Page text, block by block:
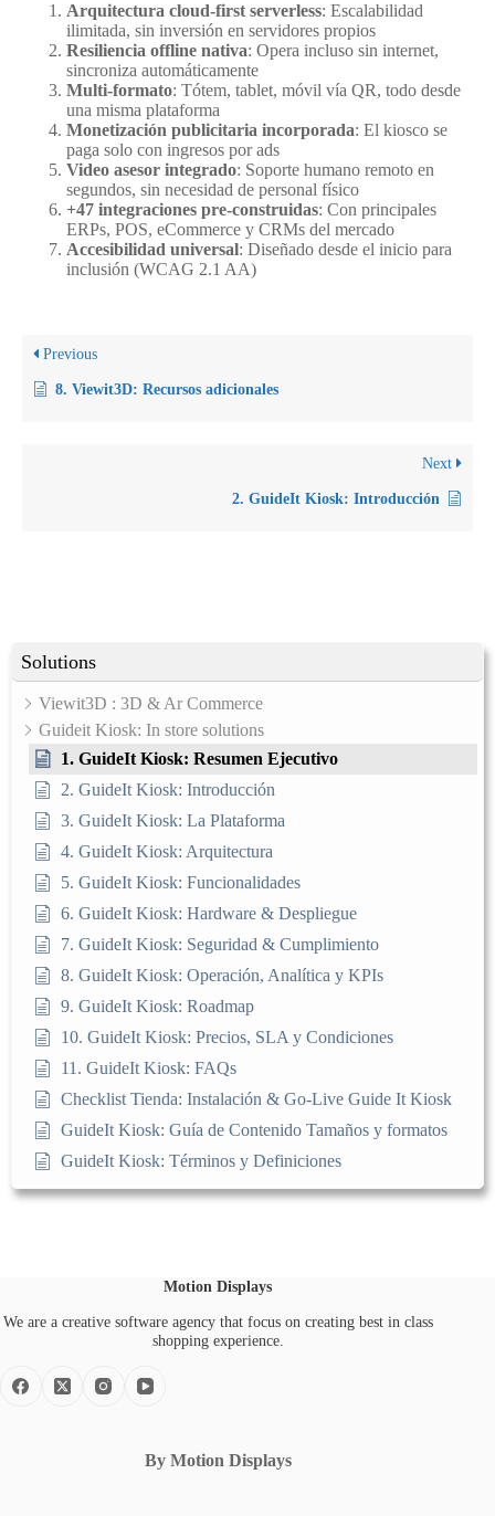
Solutions
Viewit3D : 3D & Ar Commerce
Guideit Kiosk: In store solutions
1. GuideIt Kiosk: Resumen Ejecutivo
2. GuideIt Kiosk: Introducción
3. GuideIt Kiosk: La Plataforma
4. GuideIt Kiosk: Arquitectura
5. GuideIt Kiosk: Funcionalidades
6. GuideIt Kiosk: Hardware & Despliegue
7. GuideIt Kiosk: Seguridad & Cumplimiento
8. GuideIt Kiosk: Operación, Analítica y KPIs
9. GuideIt Kiosk: Roadmap
10. GuideIt Kiosk: Precios, SLA y Condiciones
11. GuideIt Kiosk: FAQs
Checklist Tienda: Instalación & Go-Live Guide It Kiosk
GuideIt Kiosk: Guía de Contenido Tamaños y formatos
GuideIt Kiosk: Términos y Definiciones
Arquitectura cloud-first serverless: Escalabilidad
ilimitada, sin inversión en servidores propios
Resiliencia offline nativa: Opera incluso sin internet,
sincroniza automáticamente
Multi-formato: Tótem, tablet, móvil vía QR, todo desde
una misma plataforma
Monetización publicitaria incorporada: El kiosco se
paga solo con ingresos por ads
Video asesor integrado: Soporte humano remoto en
segundos, sin necesidad de personal físico
+47 integraciones pre-construidas: Con principales
ERPs, POS, eCommerce y CRMs del mercado
Accesibilidad universal: Diseñado desde el inicio para
inclusión (WCAG 2.1 AA)
Previous
8. Viewit3D: Recursos adicionales
Next
2. GuideIt Kiosk: Introducción
Motion Displays
We are a creative software agency that focus on creating best in class
shopping experience.
By Motion Displays